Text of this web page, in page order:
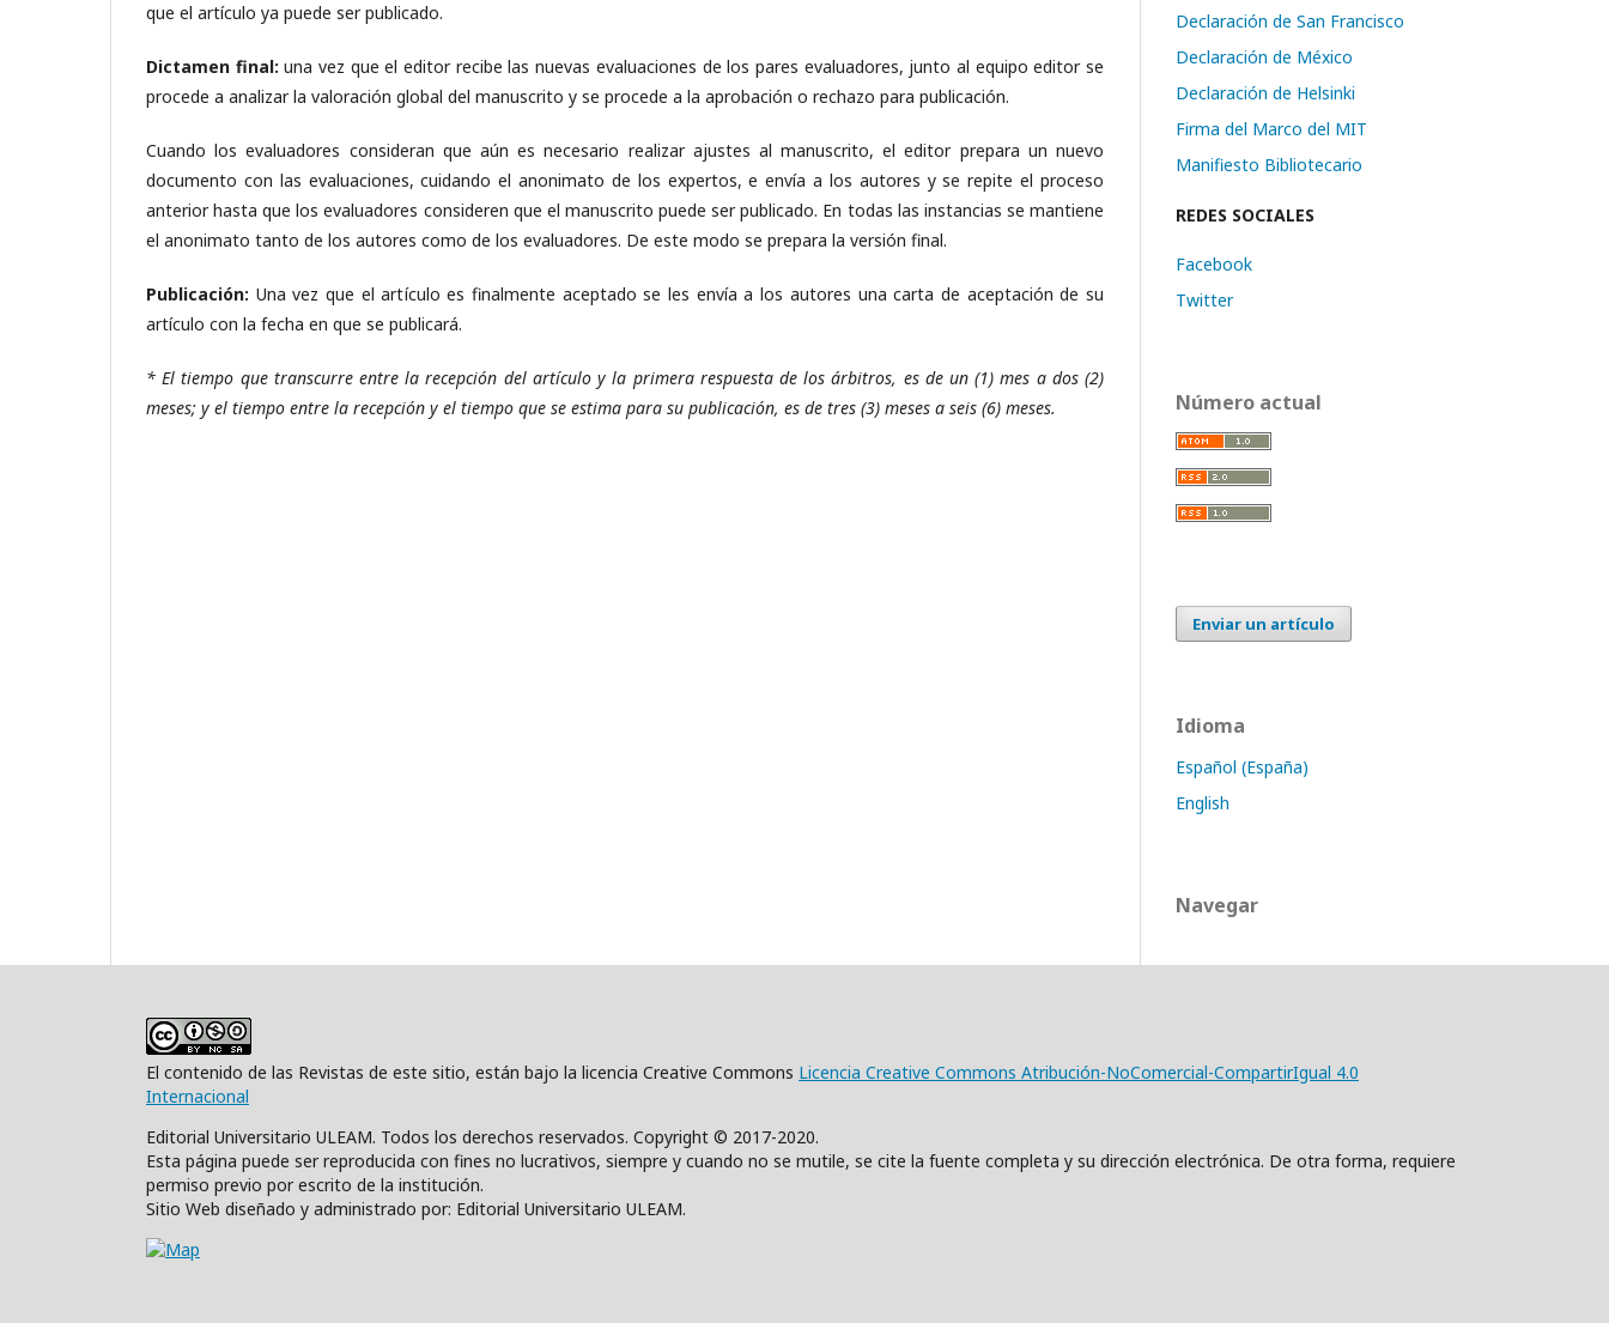
que el artículo ya puede ser publicado.
Dictamen final:una vez que el editor recibe las nuevas evaluaciones de los pares evaluadores, junto al equipo editor se
procede a analizar la valoración global del manuscrito y se procede a la aprobación o rechazo para publicación.
Cuando los evaluadores consideran que aún es necesario realizar ajustes al manuscrito, el editor prepara un nuevo
documento con las evaluaciones, cuidando el anonimato de los expertos, e envía a los autores y se repite el proceso
anterior hasta que los evaluadores consideren que el manuscrito puede ser publicado. En todas las instancias se mantiene
el anonimato tanto de los autores como de los evaluadores. De este modo se prepara la versión final.
Publicación: Una vez que el artículo es finalmente aceptado se les envía a los autores una carta de aceptación de su
artículo con la fecha en que se publicará.
* El tiempo que transcurre entre la recepción del artículo y la primera respuesta de los árbitros, es de un (1) mes a dos (2)
meses; y el tiempo entre la recepción y el tiempo que se estima para su publicación, es de tres (3) meses a seis (6) meses.
Declaración de San Francisco
Declaración de México
Declaración de Helsinki
Firma del Marco del MIT
Manifiesto Bibliotecario
REDES SOCIALES
Facebook
Twitter
Número actual
Enviar un artículo
Idioma
Español (España)
English
Navegar
El contenido de las Revistas de este sitio, están bajo la licencia Creative Commons Licencia Creative Commons Atribución-NoComercial-CompartirIgual 4.0
Internacional
Editorial Universitario ULEAM. Todos los derechos reservados. Copyright © 2017-2020.
Esta página puede ser reproducida con fines no lucrativos, siempre y cuando no se mutile, se cite la fuente completa y su dirección electrónica. De otra forma, requiere
permiso previo por escrito de la institución.
Sitio Web diseñado y administrado por: Editorial Universitario ULEAM.